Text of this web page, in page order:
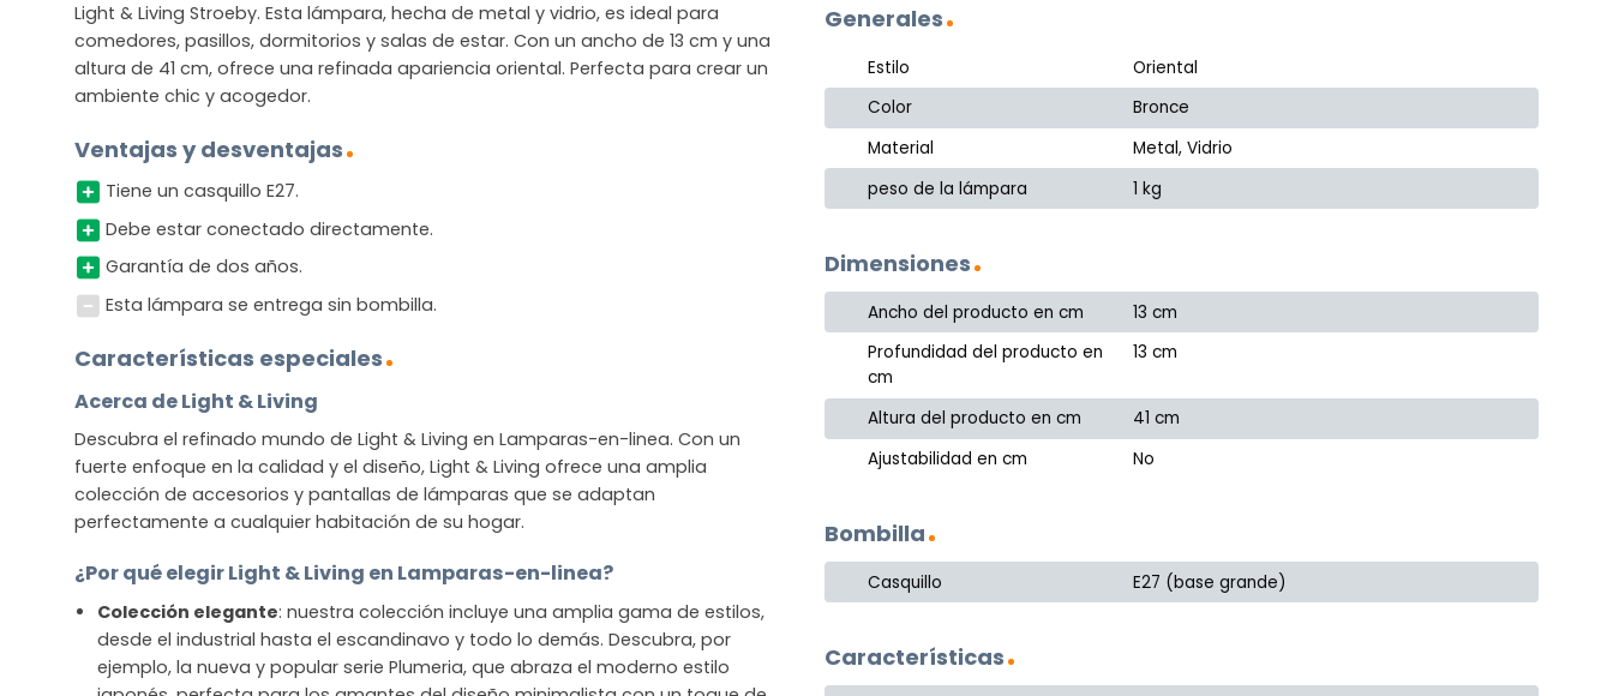
Light & Living Stroeby. Esta lámpara, hecha de metal y vidrio, es ideal para
comedores, pasillos, dormitorios y salas de estar. Con un ancho de 13 cm y una
altura de 41 cm, ofrece una refinada apariencia oriental. Perfecta para crear un
ambiente chic y acogedor.
Ventajas y desventajas
Tiene un casquillo E27.
Debe estar conectado directamente.
Garantía de dos años.
Esta lámpara se entrega sin bombilla.
Características especiales
Acerca de Light & Living
Descubra el refinado mundo de Light & Living en Lamparas-en-linea. Con un
fuerte enfoque en la calidad y el diseño, Light & Living ofrece una amplia
colección de accesorios y pantallas de lámparas que se adaptan
perfectamente a cualquier habitación de su hogar.
¿Por qué elegir Light & Living en Lamparas-en-linea?
Colección elegante: nuestra colección incluye una amplia gama de estilos,
desde el industrial hasta el escandinavo y todo lo demás. Descubra, por
ejemplo, la nueva y popular serie Plumeria, que abraza el moderno estilo
Generales
Estilo
Oriental
Color
Bronce
Material
Metal, Vidrio
peso de la lámpara
1 kg
Dimensiones
Ancho del producto en cm
13 cm
Profundidad del producto en
cm
13 cm
Altura del producto en cm
41 cm
Ajustabilidad en cm
No
Bombilla
Casquillo E27 (base grande)
Características